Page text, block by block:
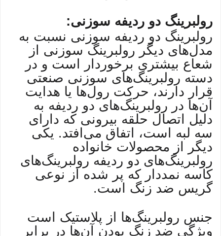
رولبرینگ دو ردیفه سوزنی:
رولبرینگ دو ردیفه سوزنی نسبت به
مدل‌های دیگر رولبرینگ سوزنی از
شعاع بیشتری برخوردار است و در
دسته رولبرینگ‌های سوزنی صنعتی
قرار دارند، حرکت رول‌ها یا هدایت
آن‌ها در رولبرینگ‌های دو ردیفه به
دلیل اتصال حلقه بیرونی که دارای
سه لبه است، اتفاق می‌افتد. یکی
دیگر از محصولات خانواده
رولبرینگ‌های دو ردیفه رولبرینگ‌های
کاسه نمددار که پر شده از نوعی
گریس ضد زنگ است.
جنس رولبرینگ‌ها از پلاستیک است
ویژگی ضد زنگ بودن آن‌ها در برابر